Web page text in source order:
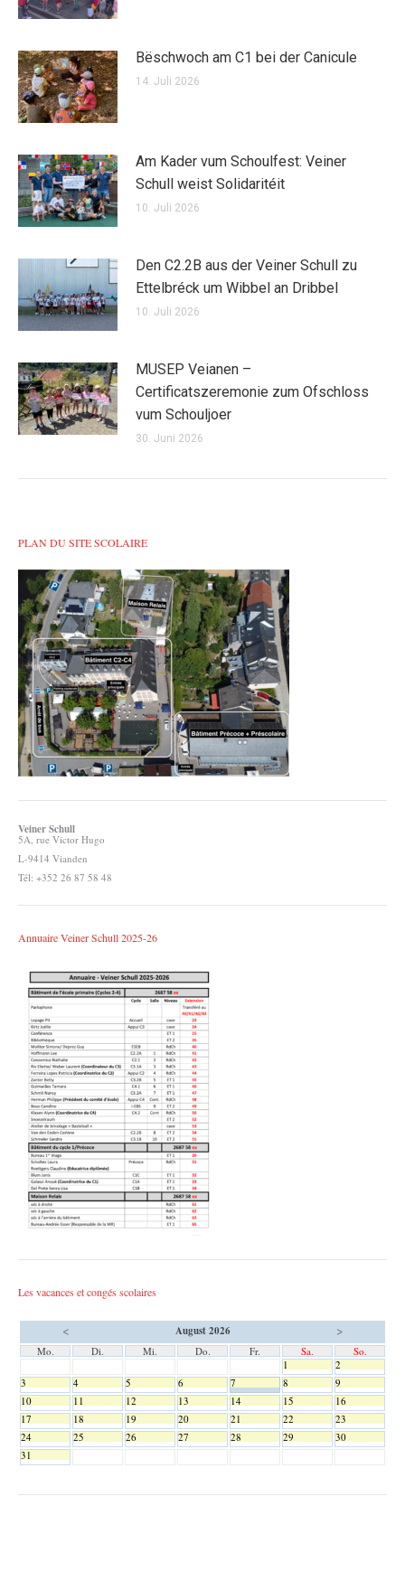
Bëschwoch am C1 bei der Canicule
14. Juli 2026
Am Kader vum Schoulfest: Veiner
Schull weist Solidaritéit
10. Juli 2026
Den C2.2B aus der Veiner Schull zu
Ettelbréck um Wibbel an Dribbel
10. Juli 2026
MUSEP Veianen –
Certificatszeremonie zum Ofschloss
vum Schouljoer
30. Juni 2026
PLAN DU SITE SCOLAIRE
Veiner Schull
5A, rue Victor Hugo
L-9414 Vianden
Tél: +352 26 87 58 48
Annuaire Veiner Schull 2025-26
Les vacances et congés scolaires
< August 2026 >
Mo. Di. Mi. Do. Fr. Sa.
So.
1
2
3
4 5 6 7 8
9
10
11 12 13 14 15
16
17
18 19 20 21 22
23
24
25 26 27 28 29
30
31